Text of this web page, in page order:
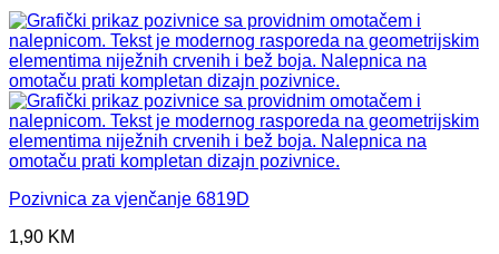
Pozivnica za vjenčanje 6819D
1,90 KM